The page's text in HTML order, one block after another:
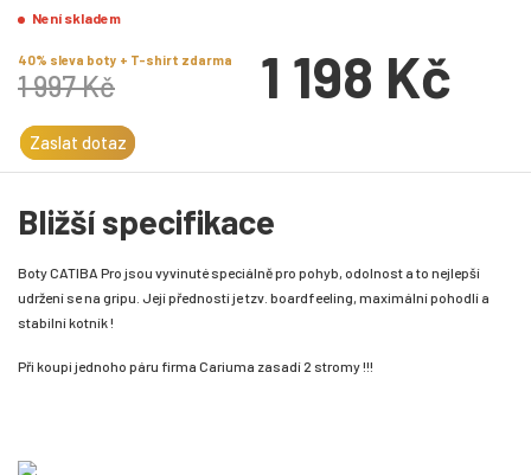
Není skladem
40% sleva boty + T-shirt zdarma
1 997 Kč 1 198 Kč
Zaslat dotaz
Bližší specifikace
Boty CATIBA Pro jsou vyvinuté speciálně pro pohyb, odolnost a to nejlepší
udržení se na gripu. Její předností je tzv. boardfeeling, maximální pohodlí a
stabilní kotník !
Při koupi jednoho páru firma Cariuma zasadí 2 stromy !!!